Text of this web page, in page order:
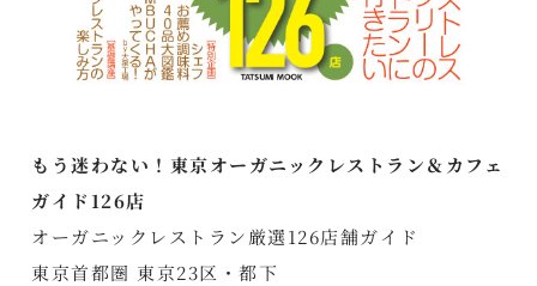
もう迷わない！東京オーガニックレストラン＆カフェ
ガイド126店
オーガニックレストラン厳選126店舗ガイド
東京首都圏 東京23区・都下